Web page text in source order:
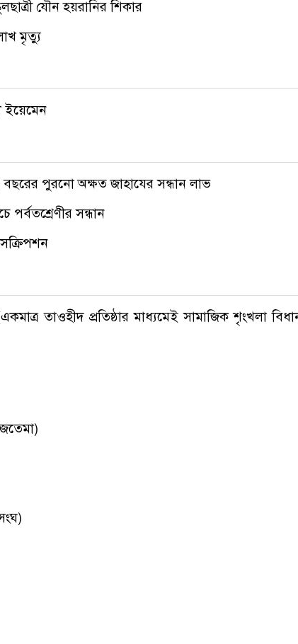
যৌন হয়রানির শিকার
মৃত্যু
ইয়েমেন
পুরনো অক্ষত জাহাযের সন্ধান লাভ
পর্বতশ্রেণীর সন্ধান
তাওহীদ প্রতিষ্ঠার মাধ্যমেই সামাজিক শৃংখলা